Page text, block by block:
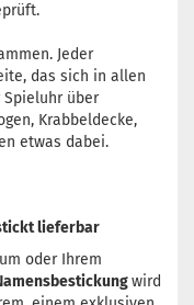
Jeder
das sich in allen
Spieluhr über
Krabbeldecke,
etwas dabei.
lieferbar
oder Ihrem
wird